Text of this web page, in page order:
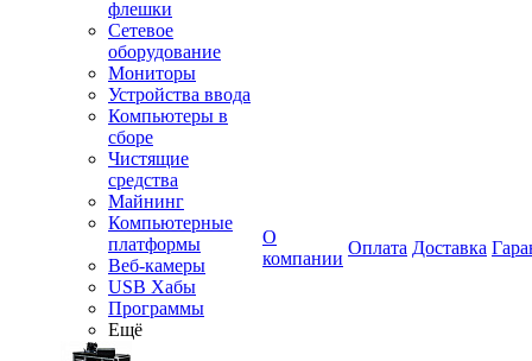
флешки
Сетевое
оборудование
Мониторы
Устройства ввода
Компьютеры в
сборе
Чистящие
средства
Майнинг
Компьютерные
платформы
Веб-камеры
USB Хабы
Программы
Ещё
О
компании
Оплата Доставка